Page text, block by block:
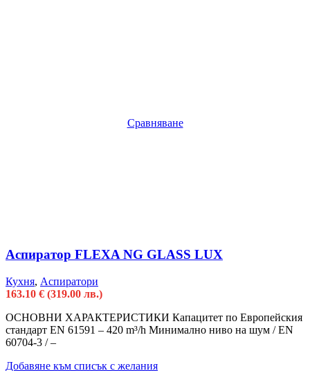
Сравняване
Аспиратор FLEXA NG GLASS LUX
Кухня, Аспиратори
163.10 € (319.00 лв.)
ОСНОВНИ ХАРАКТЕРИСТИКИ Капацитет по Европейския
стандарт EN 61591 – 420 m³/h Минимално ниво на шум / EN
60704-3 / –
Добавяне към списък с желания